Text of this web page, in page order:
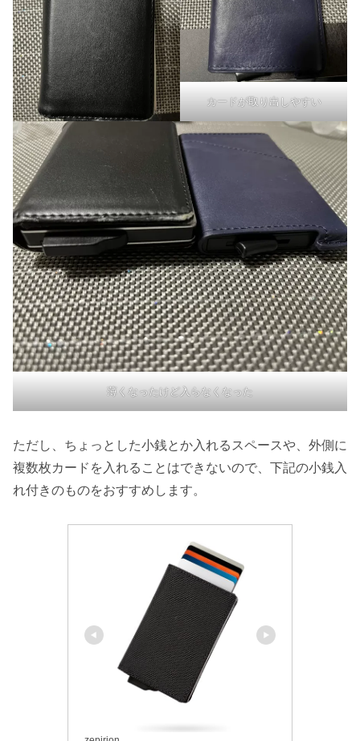
カードが取り出しやすい
薄くなったけど入らなくなった
ただし、ちょっとした小銭とか入れるスペースや、外側に
複数枚カードを入れることはできないので、下記の小銭入
れ付きのものをおすすめします。